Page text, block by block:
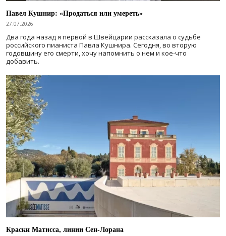
Павел Кушнир: «Продаться или умереть»
27.07.2026
Два года назад я первой в Швейцарии рассказала о судьбе
российского пианиста Павла Кушнира. Сегодня, во вторую
годовщину его смерти, хочу напомнить о нем и кое-что
добавить.
Краски Матисса, линии Сен-Лорана